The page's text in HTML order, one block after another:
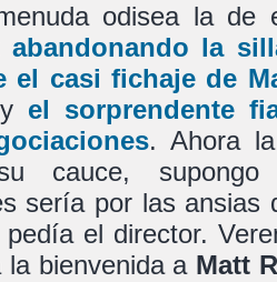
odisea la de
abandonando la
el casi fichaje de
el sorprendente
. Ahora
cauce,
sería por las ansias
pedía el director.
la bienvenida a Matt